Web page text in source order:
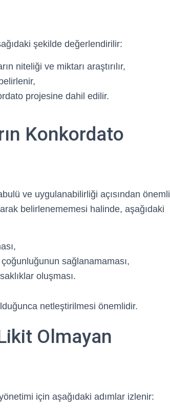
şekilde değerlendirilir:
niteliği ve miktarı araştırılır,
projesine dahil edilir.
Konkordato
ve uygulanabilirliği açısından önemli
belirlenememesi halinde, aşağıdaki
sağlanamaması,
oluşması.
netleştirilmesi önemlidir.
Olmayan
için aşağıdaki adımlar izlenir: